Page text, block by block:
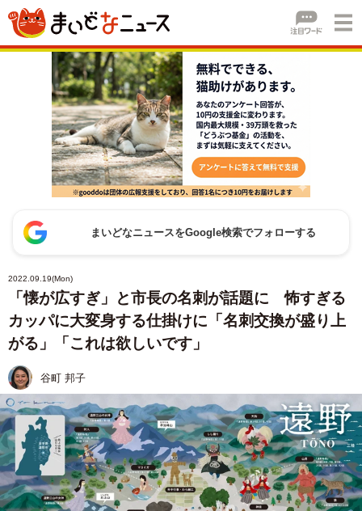
まいどなニュースをGoogle検索でフォローする
2022.09.19(Mon)
「懐が広すぎ」と市長の名刺が話題に 怖すぎる
カッパに大変身する仕掛けに「名刺交換が盛り上
がる」「これは欲しいです」
谷町 邦子